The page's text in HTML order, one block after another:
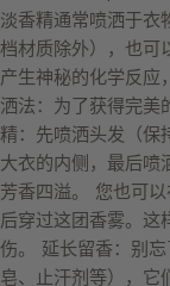
淡香精通常喷洒于衣
档材质除外），也可
产生神秘的化学反应
洒法：为了获得完美
精：先喷洒头发（保
大衣的内侧，最后喷
芳香四溢。 您也可
后穿过这团香雾。这
伤。 延长留香：别
皂、止汗剂等），它